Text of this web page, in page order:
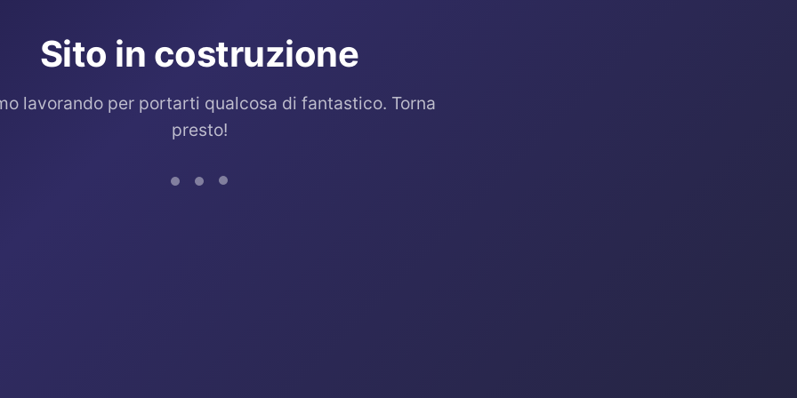
Sito in costruzione
lavorando per portarti qualcosa di fantastico. Torna
presto!